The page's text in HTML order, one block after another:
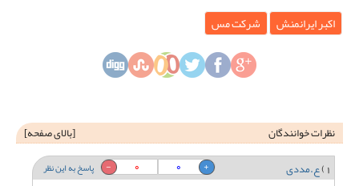
اکبر ایرانمنش شرکت مس
نظرات خوانندگان [بالای صفحه]
1) ع.مددی پاسخ به این نظر 0
0